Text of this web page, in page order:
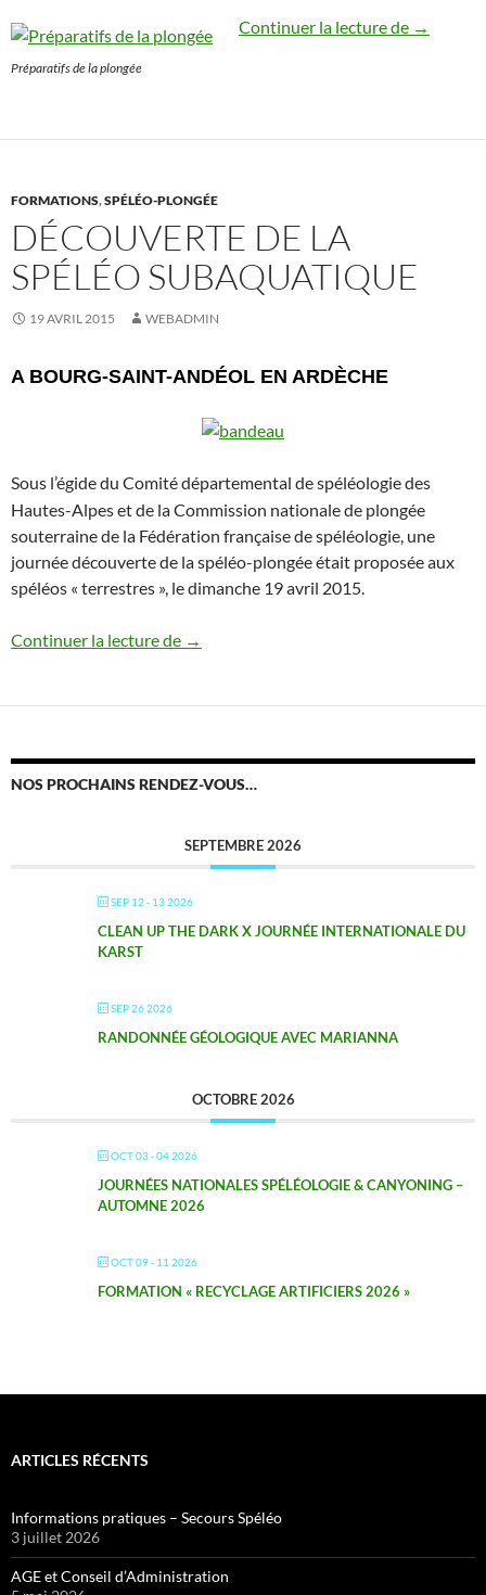
Préparatifs de la plongée
Continuer la lecture de La
→
FORMATIONS,SPÉLÉO-PLONGÉE
DÉCOUVERTE DE LA
SPÉLÉO SUBAQUATIQUE
19 AVRIL 2015 WEBADMIN
A BOURG-SAINT-ANDÉOL EN ARDÈCHE
Sous l’égide du Comité départemental de spéléologie des
Hautes-Alpes et de la Commission nationale de plongée
souterraine de la Fédération française de spéléologie, une
journée découverte de la spéléo-plongée était proposée aux
spéléos « terrestres », le dimanche 19 avril 2015.
Continuer la lecture de Découverte de la spéléo subaquatique
→
NOS PROCHAINS RENDEZ-VOUS…
SEPTEMBRE 2026
SEP 12 - 13 2026
CLEAN UP THE DARK X JOURNÉE INTERNATIONALE DU
KARST
SEP 26 2026
RANDONNÉE GÉOLOGIQUE AVEC MARIANNA
OCTOBRE 2026
OCT 03 - 04 2026
JOURNÉES NATIONALES SPÉLÉOLOGIE & CANYONING –
AUTOMNE 2026
OCT 09 - 11 2026
FORMATION « RECYCLAGE ARTIFICIERS 2026 »
ARTICLES RÉCENTS
Informations pratiques – Secours Spéléo
3 juillet 2026
AGE et Conseil d’Administration